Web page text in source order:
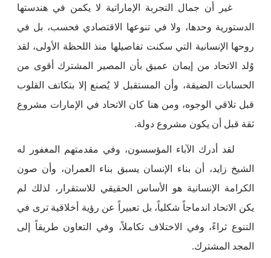
غير أن جمال التجربة الإماراتية لا يكمن في هندستها
الدستورية وحدها، ولا في تنوعها الاقتصادي فحسب، بل في
روحها الإنسانية التي سكنت تفاصيلها منذ اللحظة الأولى، لقد
وُلد الاتحاد من إيمان عميق بأن المصير المشترك أقوى من
الحسابات الضيقة، وأن المستقبل لا يُصنع إلا بتكاتف القلوب
قبل تلاقي الوجوه، ومن هنا كان الاتحاد في الإمارات مشروع
ثقة قبل أن يكون مشروع دولة.
لقد أدرك الآباء المؤسسون، وفي مقدمتهم المغفور له
الشيخ زايد، أن بناء الإنسان يسبق بناء العمران، وأن صون
الكرامة الإنسانية هو الأساس الحقيقي للاستقرار، لذلك لم
يكن الاتحاد اندماجاً شكلياً، بل تعبيراً عن رؤية أخلاقية ترى في
التنوع ثراءً، وفي الاختلاف تكاملاً، وفي التعاون طريقاً إلى
المجد المشترك.